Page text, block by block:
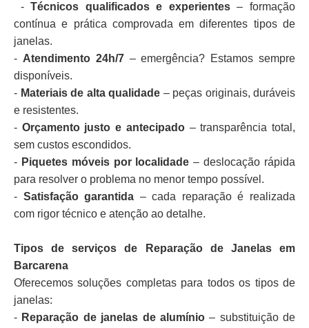
-Técnicos qualificados e experientes– formação
contínua e prática comprovada em diferentes tipos de
janelas.
- Atendimento 24h/7– emergência? Estamos sempre
disponíveis.
- Materiais de alta qualidade – peças originais, duráveis
e resistentes.
- Orçamento justo e antecipado– transparência total,
sem custos escondidos.
- Piquetes móveis por localidade – deslocação rápida
para resolver o problema no menor tempo possível.
- Satisfação garantida – cada reparação é realizada
com rigor técnico e atenção ao detalhe.
Tipos de serviços de Reparação de Janelas em
Barcarena
Oferecemos soluções completas para todos os tipos de
janelas:
- Reparação de janelas de alumínio– substituição de